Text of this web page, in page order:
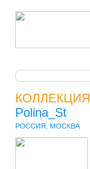
КОЛЛЕКЦИЯ
Polina_St
РОССИЯ, МОСКВА